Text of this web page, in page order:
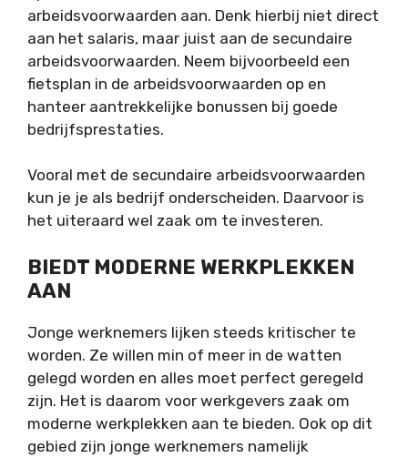
arbeidsvoorwaarden aan. Denk hierbij niet direct
aan het salaris, maar juist aan de secundaire
arbeidsvoorwaarden. Neem bijvoorbeeld een
fietsplan in de arbeidsvoorwaarden op en
hanteer aantrekkelijke bonussen bij goede
bedrijfsprestaties.
Vooral met de secundaire arbeidsvoorwaarden
kun je je als bedrijf onderscheiden. Daarvoor is
het uiteraard wel zaak om te investeren.
BIEDT MODERNE WERKPLEKKEN
AAN
Jonge werknemers lijken steeds kritischer te
worden. Ze willen min of meer in de watten
gelegd worden en alles moet perfect geregeld
zijn. Het is daarom voor werkgevers zaak om
moderne werkplekken aan te bieden. Ook op dit
gebied zijn jonge werknemers namelijk